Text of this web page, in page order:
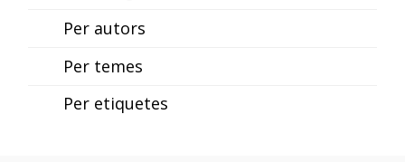
Per autors
Per temes
Per etiquetes